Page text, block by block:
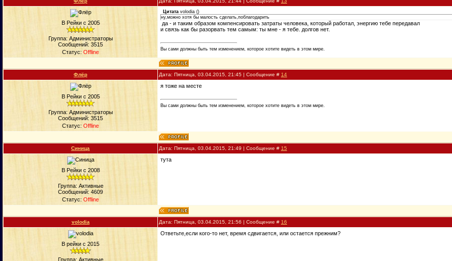
В Рейки с 2005
Группа: Администраторы
Сообщений: 3515
Статус: Offline
Цитата volodia ()
ну,можно хотя бы малость сделать,поблагодарить
да - и таким образом компенсировать затраты человека, который работал, энергию тебе передавал
и связь как бы разорвать тем самым: ты мне - я тебе. долгов нет.
Вы сами должны быть тем изменением, которое хотите видеть в этом мире.
Флёр Дата: Пятница, 03.04.2015, 21:45 | Сообщение # 14
В Рейки с 2005
Группа: Администраторы
Сообщений: 3515
Статус: Offline
я тоже на месте
Вы сами должны быть тем изменением, которое хотите видеть в этом мире.
Синица Дата: Пятница, 03.04.2015, 21:49 | Сообщение # 15
В Рейки с 2008
Группа: Активные
Сообщений: 4609
Статус: Offline
тута
volodia Дата: Пятница, 03.04.2015, 21:56 | Сообщение # 16
В рейки с 2015
Группа: Активные
Ответьте,если кого-то нет, время сдвигается, или остается прежним?